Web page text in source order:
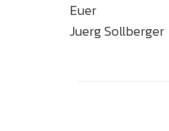
Euer
Juerg Sollberger